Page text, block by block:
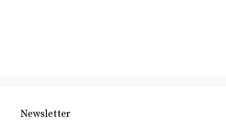
Newsletter